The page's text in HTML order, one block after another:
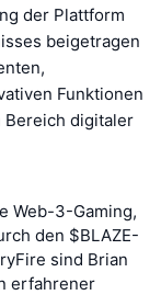
der Plattform
beigetragen
Funktionen
Bereich digitaler
Web-3-Gaming,
den $BLAZE-
sind Brian
erfahrener